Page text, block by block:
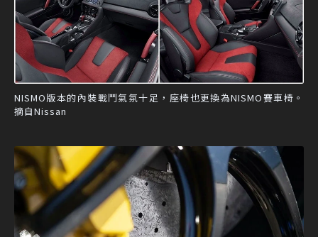
NISMO版本的內裝戰鬥氣氛十足，座椅也更換為NISMO賽車椅。
摘自Nissan